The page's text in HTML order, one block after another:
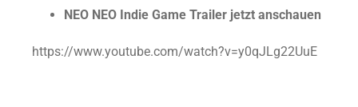
NEO NEO Indie Game Trailer jetzt anschauen
https://www.youtube.com/watch?v=y0qJLg22UuE